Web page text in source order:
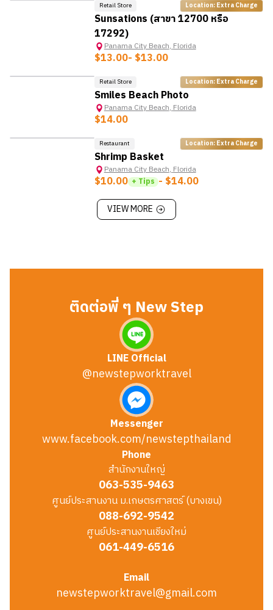
Retail Store Location: Extra Charge
Sunsations (สาขา 12700 หรือ
17292)
Panama City Beach,Florida
$13.00- $13.00
Retail Store Location: Extra Charge
Smiles Beach Photo
Panama City Beach,Florida
$14.00
Restaurant Location: Extra Charge
Shrimp Basket
Panama City Beach,Florida
$10.00 + Tips - $14.00
VIEW MORE
ติดต่อพี่ ๆ New Step
Messenger
www.facebook.com/newstepthailand
LINE Official
@newstepworktravel
Phone
สำนักงานใหญ่
063-535-9463
ศูนย์ประสานงาน ม.เกษตรศาสตร์ (บางเขน)
088-692-9542
ศูนย์ประสานงานเชียงใหม่
061-449-6516
Email
newstepworktravel@gmail.com